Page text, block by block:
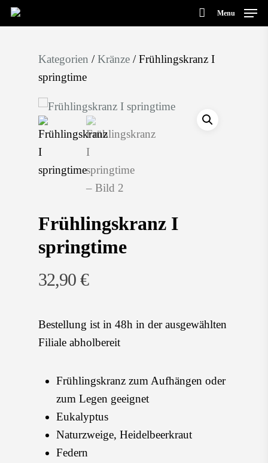
Hit enter to search or ESC to close
Menu
Kategorien /Kränze / Frühlingskranz I
springtime
Frühlingskranz I
springtime
32,90 €
Bestellung ist in 48h in der ausgewählten
Filiale abholbereit
Frühlingskranz zum Aufhängen oder
zum Legen geeignet
Eukalyptus
Naturzweige, Heidelbeerkraut
Federn